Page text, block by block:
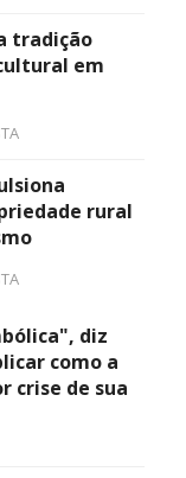
tradição
em
rural
diz
como a
crise de sua